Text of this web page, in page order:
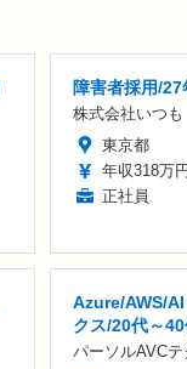
障害者採用/
株式会社いつも
東京都
年収318万
正社員
Azure/AWS/
クス/20代～
パーソルAVC